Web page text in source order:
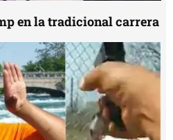
en la tradicional carrera